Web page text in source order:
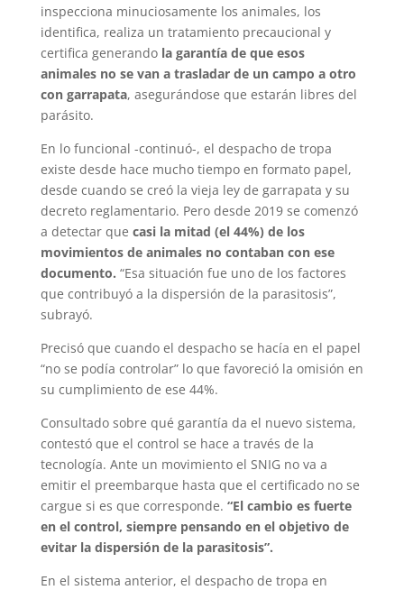
inspecciona minuciosamente los animales, los
identifica, realiza un tratamiento precaucional y
certifica generando la garantía de que esos
animales no se van a trasladar de un campo a otro
con garrapata, asegurándose que estarán libres del
parásito.
En lo funcional -continuó-, el despacho de tropa
existe desde hace mucho tiempo en formato papel,
desde cuando se creó la vieja ley de garrapata y su
decreto reglamentario. Pero desde 2019 se comenzó
a detectar que casi la mitad (el 44%) de los
movimientos de animales no contaban con ese
documento. “Esa situación fue uno de los factores
que contribuyó a la dispersión de la parasitosis”,
subrayó.
Precisó que cuando el despacho se hacía en el papel
“no se podía controlar” lo que favoreció la omisión en
su cumplimiento de ese 44%.
Consultado sobre qué garantía da el nuevo sistema,
contestó que el control se hace a través de la
tecnología. Ante un movimiento el SNIG no va a
emitir el preembarque hasta que el certificado no se
cargue si es que corresponde. “El cambio es fuerte
en el control, siempre pensando en el objetivo de
evitar la dispersión de la parasitosis”.
En el sistema anterior, el despacho de tropa en